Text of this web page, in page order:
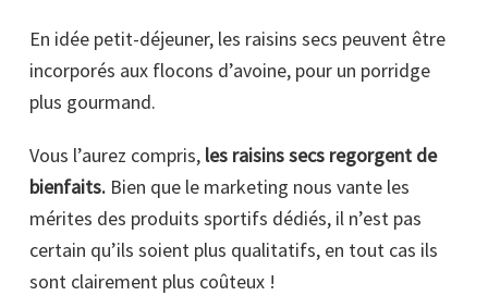
En idée petit-déjeuner, les raisins secs peuvent être
incorporés aux flocons d’avoine, pour un porridge
plus gourmand.
Vous l’aurez compris, les raisins secs regorgent de
bienfaits. Bien que le marketing nous vante les
mérites des produits sportifs dédiés, il n’est pas
certain qu’ils soient plus qualitatifs, en tout cas ils
sont clairement plus coûteux !